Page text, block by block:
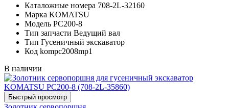
Каталожные номера 708-2L-32160
Марка KOMATSU
Модель PC200-8
Тип запчасти Ведущий вал
Тип Гусеничный экскаватор
Код kompc2008mp1
В наличии